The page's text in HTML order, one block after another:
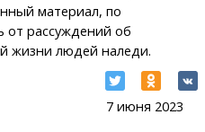
материал, по
от рассуждений об
жизни людей наледи.
7 июня 2023